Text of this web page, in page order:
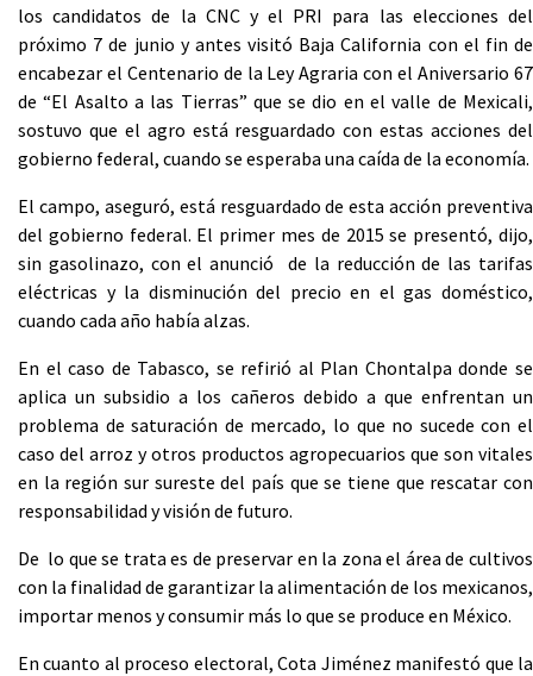
los candidatos de la CNC y el PRI para las elecciones del
próximo 7 de junio y antes visitó Baja California con el fin de
encabezar el Centenario de la Ley Agraria con el Aniversario 67
de “El Asalto a las Tierras” que se dio en el valle de Mexicali,
sostuvo que el agro está resguardado con estas acciones del
gobierno federal, cuando se esperaba una caída de la economía.
El campo, aseguró, está resguardado de esta acción preventiva
del gobierno federal. El primer mes de 2015 se presentó, dijo,
sin gasolinazo, con el anunció de la reducción de las tarifas
eléctricas y la disminución del precio en el gas doméstico,
cuando cada año había alzas.
En el caso de Tabasco, se refirió al Plan Chontalpa donde se
aplica un subsidio a los cañeros debido a que enfrentan un
problema de saturación de mercado, lo que no sucede con el
caso del arroz y otros productos agropecuarios que son vitales
en la región sur sureste del país que se tiene que rescatar con
responsabilidad y visión de futuro.
De lo que se trata es de preservar en la zona el área de cultivos
con la finalidad de garantizar la alimentación de los mexicanos,
importar menos y consumir más lo que se produce en México.
En cuanto al proceso electoral, Cota Jiménez manifestó que la